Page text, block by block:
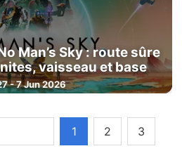
Man’s Sky : route sûre
vaisseau et base
- 7 Jun 2026
1 2 3